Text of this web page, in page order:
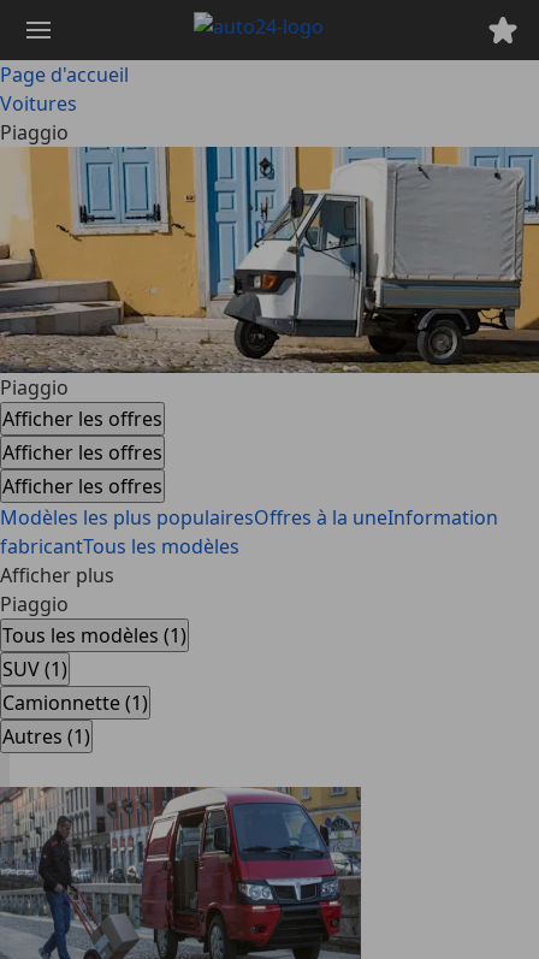
contenu
principal
Page d'accueil
Voitures
Piaggio
Piaggio
Afficher les offres
Afficher les offres
Afficher les offres
Modèles les plus populairesOffres à la uneInformation
fabricantTous les modèles
Afficher plus
Piaggio
Tous les modèles (1)
SUV (1)
Camionnette (1)
Autres (1)